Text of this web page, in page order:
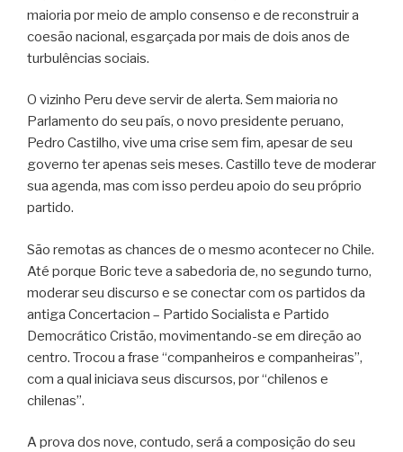
maioria por meio de amplo consenso e de reconstruir a
coesão nacional, esgarçada por mais de dois anos de
turbulências sociais.
O vizinho Peru deve servir de alerta. Sem maioria no
Parlamento do seu país, o novo presidente peruano,
Pedro Castilho, vive uma crise sem fim, apesar de seu
governo ter apenas seis meses. Castillo teve de moderar
sua agenda, mas com isso perdeu apoio do seu próprio
partido.
São remotas as chances de o mesmo acontecer no Chile.
Até porque Boric teve a sabedoria de, no segundo turno,
moderar seu discurso e se conectar com os partidos da
antiga Concertacion – Partido Socialista e Partido
Democrático Cristão, movimentando-se em direção ao
centro. Trocou a frase “companheiros e companheiras”,
com a qual iniciava seus discursos, por “chilenos e
chilenas”.
A prova dos nove, contudo, será a composição do seu